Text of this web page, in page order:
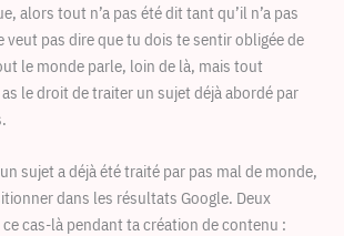
alors tout n’a pas été dit tant qu’il n’a pas
veut pas dire que tu dois te sentir obligée de
le monde parle, loin de là, mais tout
le droit de traiter un sujet déjà abordé par
sujet a déjà été traité par pas mal de monde,
dans les résultats Google. Deux
cas-là pendant ta création de contenu :